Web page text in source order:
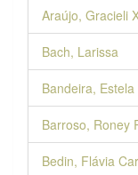
Araújo, Gracieli
Bach, Larissa
Bandeira, Estela
Barroso, Roney
Bedin, Flávia